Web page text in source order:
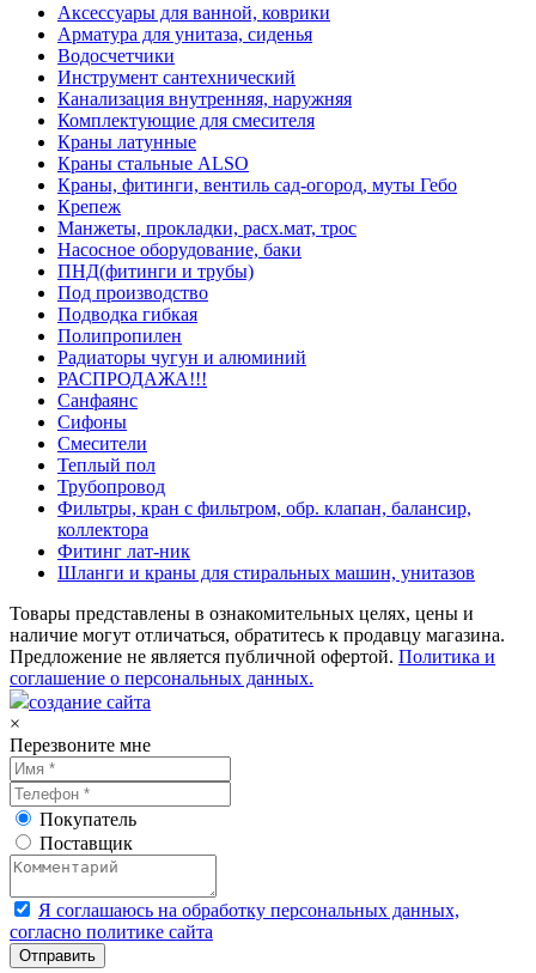
Аксессуары для ванной, коврики
Арматура для унитаза, сиденья
Водосчетчики
Инструмент сантехнический
Канализация внутренняя, наружняя
Комплектующие для смесителя
Краны латунные
Краны стальные ALSO
Краны, фитинги, вентиль сад-огород, муты Гебо
Крепеж
Манжеты, прокладки, расх.мат, трос
Насосное оборудование, баки
ПНД(фитинги и трубы)
Под производство
Подводка гибкая
Полипропилен
Радиаторы чугун и алюминий
РАСПРОДАЖА!!!
Санфаянс
Сифоны
Смесители
Теплый пол
Трубопровод
Фильтры, кран с фильтром, обр. клапан, балансир,
коллектора
Фитинг лат-ник
Шланги и краны для стиральных машин, унитазов
Товары представлены в ознакомительных целях, цены и
наличие могут отличаться, обратитесь к продавцу магазина.
Предложение не является публичной офертой. Политика и
соглашение о персональных данных.
создание сайта
×
Перезвоните мне
Покупатель
Поставщик
Я соглашаюсь на обработку персональных данных,
согласно политике сайта